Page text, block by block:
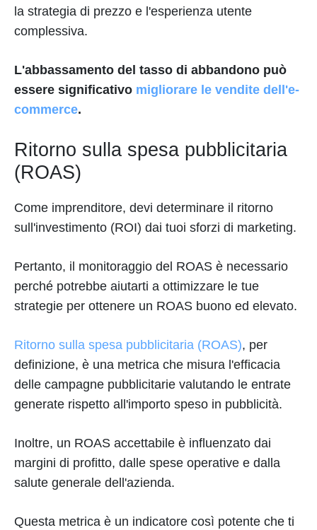
la strategia di prezzo e l'esperienza utente
complessiva.
L'abbassamento del tasso di abbandono può
essere significativo migliorare le vendite dell'e-
commerce.
Ritorno sulla spesa pubblicitaria
(ROAS)
Come imprenditore, devi determinare il ritorno
sull'investimento (ROI) dai tuoi sforzi di marketing.
Pertanto, il monitoraggio del ROAS è necessario
perché potrebbe aiutarti a ottimizzare le tue
strategie per ottenere un ROAS buono ed elevato.
Ritorno sulla spesa pubblicitaria (ROAS), per
definizione, è una metrica che misura l'efficacia
delle campagne pubblicitarie valutando le entrate
generate rispetto all'importo speso in pubblicità.
Inoltre, un ROAS accettabile è influenzato dai
margini di profitto, dalle spese operative e dalla
salute generale dell'azienda.
Questa metrica è un indicatore così potente che ti